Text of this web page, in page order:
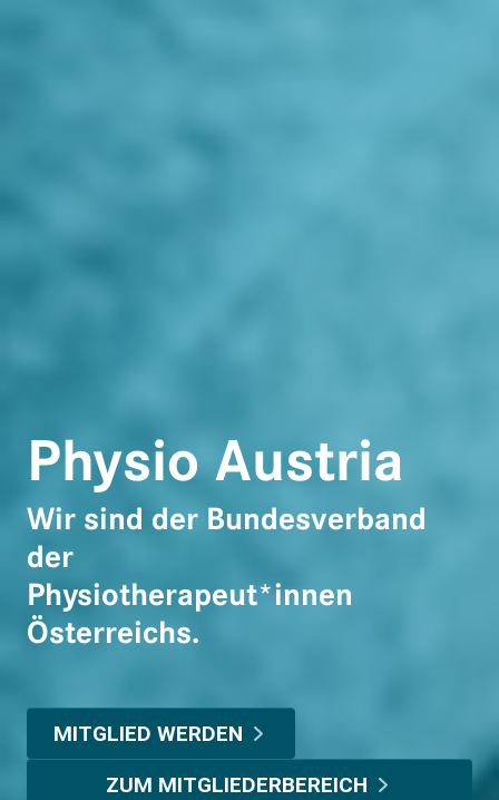
Physio Austria
Wir sind der Bundesverband
der
Physiotherapeut*innen
Österreichs.
MITGLIED WERDEN
ZUM MITGLIEDERBEREICH